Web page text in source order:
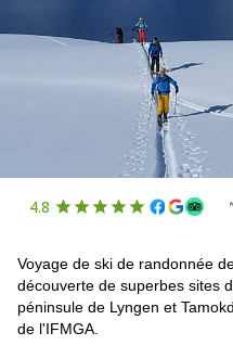
4.8
Voyage de ski de randonnée
découverte de superbes sites
péninsule de Lyngen et
de l'IFMGA.